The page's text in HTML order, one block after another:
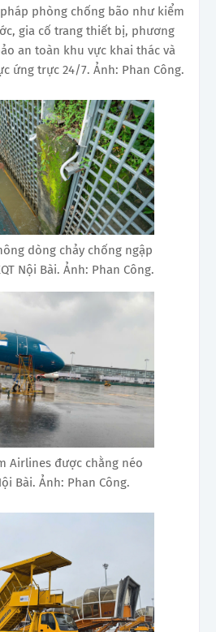
phòng chống bão như kiểm
gia cố trang thiết bị, phương
an toàn khu vực khai thác và
ứng trực 24/7. Ảnh: Phan Công.
dòng chảy chống ngập
Nội Bài. Ảnh: Phan Công.
Airlines được chằng néo
Bài. Ảnh: Phan Công.